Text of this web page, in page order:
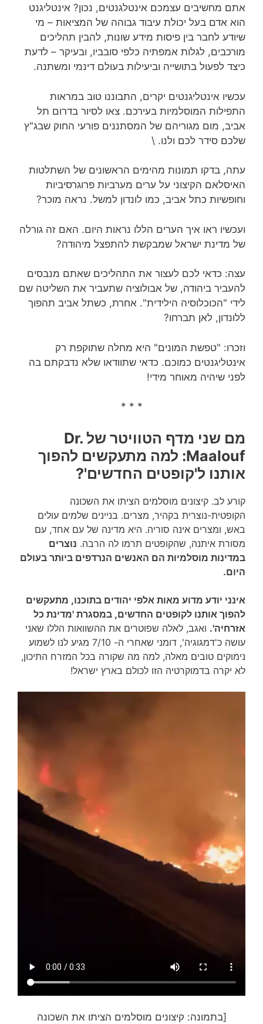
אתם מחשיבים עצמכם אינטלגנטים, נכון? אינטליגנט
הוא אדם בעל יכולת עיבוד גבוהה של המציאות – מי
שיודע לחבר בין פיסות מידע שונות, להבין תהליכים
מורכבים, לגלות אמפתיה כלפי סובביו, ובעיקר – לדעת
כיצד לפעול בתושייה וביעילות בעולם דינמי ומשתנה.
עכשיו אינטליגנטים יקרים, התבוננו טוב במראות
התפילות המוסלמיות בעירכם. צאו לסיור בדרום תל
אביב, מום מגוריהם של המסתננים פורעי החוק שבג"ץ
שלכם סידר לכם ולנו. \
עתה, בדקו תמונות מהימים הראשונים של השתלטות
האיסלאם הקיצוני על ערים מערביות פרוגרסיביות
וחופשיות כתל אביב, כמו לונדון למשל. נראה מוכר?
ועכשיו ראו איך הערים הללו נראות היום. האם זה גורלה
של מדינת ישראל שמבקשת להתפצל מיהודה?
עצה: כדאי לכם לעצור את התהליכים שאתם מנבסים
להעביר ביהודה, של אבולוציה שתעביר את השליטה שם
לידי "הכוכלוסיה הילידית". אחרת, כשתל אביב תהפוך
ללונדון, לאן תברחו?
וזכרו: "טפשת המונים" היא מחלה שתוקפת רק
אינטליגנטים כמוכם. כדאי שתוודאו שלא נדבקתם בה
לפני שיהיה מאוחר מידי!
* * *
מם שני מדף הטוויטר של‏ Dr.
Maalouf: למה מתעקשים להפוך
אותנו ל'קופטים החדשים'?
קורע לב. קיצונים מוסלמים הציתו את השכונה
הקופטית-נוצרית בקהיר, מצרים. בניינים שלמים עולים
באש, ומצרים אינה סוריה. היא מדינה של עם אחד, עם
מסורת איתנה, שהקופטים תרמו לה הרבה. נוצרים
במדינות מוסלמיות הם האנשים הנרדפים ביותר בעולם
היום.
אינני יודע מדוע מאות אלפי יהודים בתוכנו, מתעקשים
להפוך אותנו לקופטים החדשים, במסגרת 'מדינת כל
אזרחיה'. ואגב, לאלה שפוטרים את ההשוואות הללו שאני
עושה כ'דמגוגיה', דומני שאחרי ה- 7/10 מגיע לנו לשמוע
נימוקים טובים מאלה, למה מה שקורה בכל המזרח התיכון,
לא יקרה בדמוקרטיה הזו לכולם בארץ ישראל!
[בתמונה: קיצונים מוסלמים הציתו את השכונה